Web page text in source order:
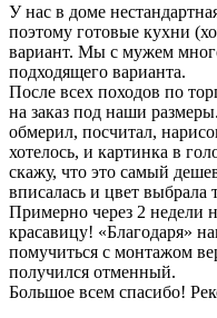
У нас в доме
поэтому готовые кухни
вариант. Мы с мужем
подходящего варианта.
После всех походов по
на заказ под наши
обмерил, посчитал,
хотелось, и картинка в
скажу, что это самый
вписалась и цвет выбрала
Примерно через 2 недели
красавицу! «Благодаря»
помучиться с монтажом
получился отменный.
Большое всем спасибо!